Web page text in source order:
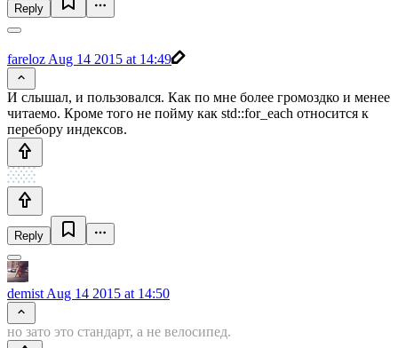
Reply
fareloz Aug 14 2015 at 14:49
И слышал, и пользовался. Как по мне более громоздко и менее
читаемо. Кроме того не пойму как std::for_each относится к
перебору индексов.
Reply
demist Aug 14 2015 at 14:50
но зато это стандарт, а не велосипед.